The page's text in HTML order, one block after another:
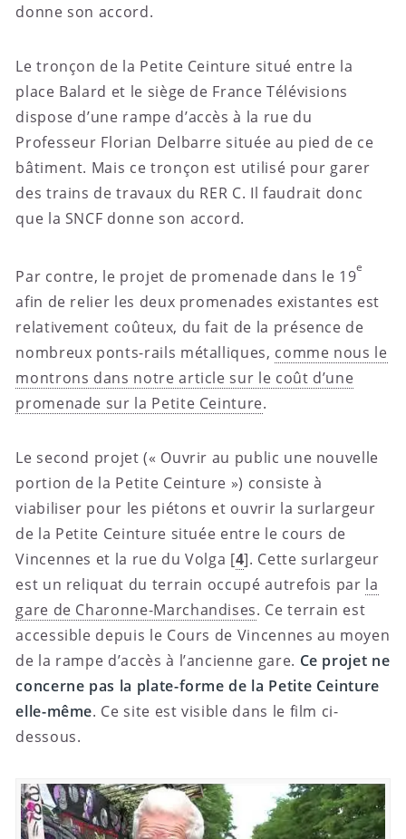
donne son accord.
Le tronçon de la Petite Ceinture situé entre la
place Balard et le siège de France Télévisions
dispose d’une rampe d’accès à la rue du
Professeur Florian Delbarre située au pied de ce
bâtiment. Mais ce tronçon est utilisé pour garer
des trains de travaux du RER C. Il faudrait donc
que la SNCF donne son accord.
Par contre, le projet de promenade dans le 19
e
afin de relier les deux promenades existantes est
relativement coûteux, du fait de la présence de
nombreux ponts-rails métalliques, comme nous le
montrons dans notre article sur le coût d’une
promenade sur la Petite Ceinture.
Le second projet (« Ouvrir au public une nouvelle
portion de la Petite Ceinture ») consiste à
viabiliser pour les piétons et ouvrir la surlargeur
de la Petite Ceinture située entre le cours de
Vincennes et la rue du Volga [4]. Cette surlargeur
est un reliquat du terrain occupé autrefois par la
gare de Charonne-Marchandises. Ce terrain est
accessible depuis le Cours de Vincennes au moyen
de la rampe d’accès à l’ancienne gare. Ce projet ne
concerne pas la plate-forme de la Petite Ceinture
elle-même. Ce site est visible dans le film ci-
dessous.